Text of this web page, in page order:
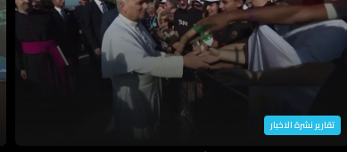
تقارير نشرة الاخبار